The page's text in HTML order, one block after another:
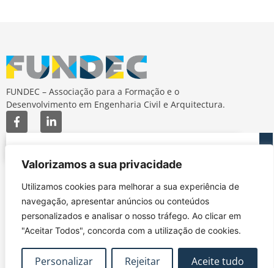
Valorizamos a sua privacidade
Utilizamos cookies para melhorar a sua experiência de
navegação, apresentar anúncios ou conteúdos
personalizados e analisar o nosso tráfego. Ao clicar em
"Aceitar Todos", concorda com a utilização de cookies.
Personalizar Rejeitar Aceite tudo
FUNDEC – Associação para a Formação e o
Desenvolvimento em Engenharia Civil e Arquitectura.
MAPA DO SITE
Subscrever Newsletter
Contactos
Google Maps
CONTACTOS
fundec@tecnico.ulisboa.pt
FUNDEC - IST - DECivil
Av. Rovisco Pais, 1049-
001 Lisboa